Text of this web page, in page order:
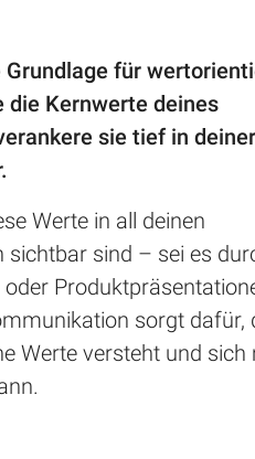
Grundlage für
Kernwerte deines
sie tief in deiner
Werte in all deinen
sichtbar sind – sei es
sorgt dafür,
Werte versteht und sich